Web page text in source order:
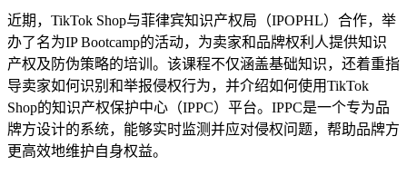
近期，TikTok Shop与菲律宾知识产权局（IPOPHL）合作，举
办了名为IP Bootcamp的活动，为卖家和品牌权利人提供知识
产权及防伪策略的培训。该课程不仅涵盖基础知识，还着重指
导卖家如何识别和举报侵权行为，并介绍如何使用TikTok
Shop的知识产权保护中心（IPPC）平台。IPPC是一个专为品
牌方设计的系统，能够实时监测并应对侵权问题，帮助品牌方
更高效地维护自身权益。